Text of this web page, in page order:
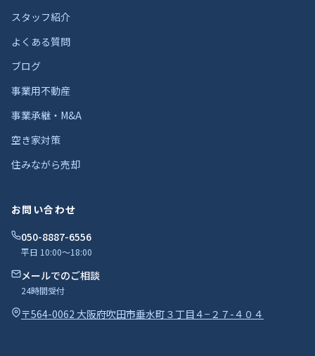
スタッフ紹介
よくある質問
ブログ
事業用不動産
事業承継・M&A
空き家対策
住みながら売却
お問い合わせ
050-8887-6556
平日 10:00〜18:00
メールでのご相談
24時間受付
〒564-0062 大阪府吹田市垂水町３丁目４−２７-４０４